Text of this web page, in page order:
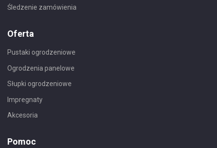
Śledzenie zamówienia
Oferta
Pustaki ogrodzeniowe
Ogrodzenia panelowe
Słupki ogrodzeniowe
Impregnaty
Akcesoria
Pomoc